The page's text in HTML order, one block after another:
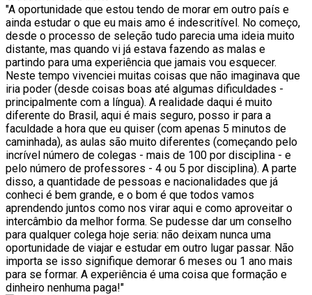
"A oportunidade que estou tendo de morar em outro país e
ainda estudar o que eu mais amo é indescritível. No começo,
desde o processo de seleção tudo parecia uma ideia muito
distante, mas quando vi já estava fazendo as malas e
partindo para uma experiência que jamais vou esquecer.
Neste tempo vivenciei muitas coisas que não imaginava que
iria poder (desde coisas boas até algumas dificuldades -
principalmente com a língua). A realidade daqui é muito
diferente do Brasil, aqui é mais seguro, posso ir para a
faculdade a hora que eu quiser (com apenas 5 minutos de
caminhada), as aulas são muito diferentes (começando pelo
incrível número de colegas - mais de 100 por disciplina - e
pelo número de professores - 4 ou 5 por disciplina). A parte
disso, a quantidade de pessoas e nacionalidades que já
conheci é bem grande, e o bom é que todos vamos
aprendendo juntos como nos virar aqui e como aproveitar o
intercâmbio da melhor forma. Se pudesse dar um conselho
para qualquer colega hoje seria: não deixam nunca uma
oportunidade de viajar e estudar em outro lugar passar. Não
importa se isso signifique demorar 6 meses ou 1 ano mais
para se formar. A experiência é uma coisa que formação e
dinheiro nenhuma paga!"